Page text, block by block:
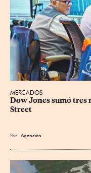
MERCADOS
Dow Jones sumó
Street
Por Agencias